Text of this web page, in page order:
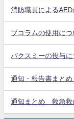
消防職員による
ブコラムの使用につ
バクスミーの投与に
通知・報告書まと
通知まとめ 救急救